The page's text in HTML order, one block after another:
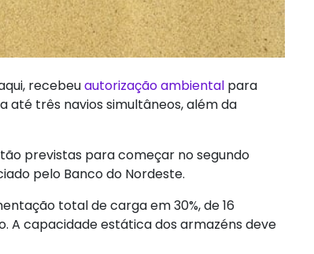
recebeuautorização ambiental para
três navios simultâneos, além da
previstas para começar no segundo
pelo Banco do Nordeste.
total de carga em 30%, de 16
A capacidade estática dos armazéns deve